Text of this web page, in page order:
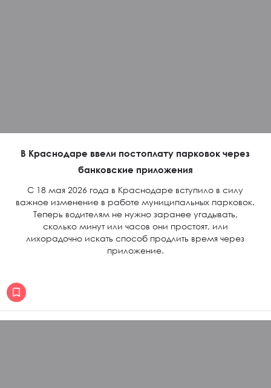
В Краснодаре ввели постоплату парковок через
банковские приложения
С 18 мая 2026 года в Краснодаре вступило в силу
важное изменение в работе муниципальных парковок.
Теперь водителям не нужно заранее угадывать,
сколько минут или часов они простоят, или
лихорадочно искать способ продлить время через
приложение.